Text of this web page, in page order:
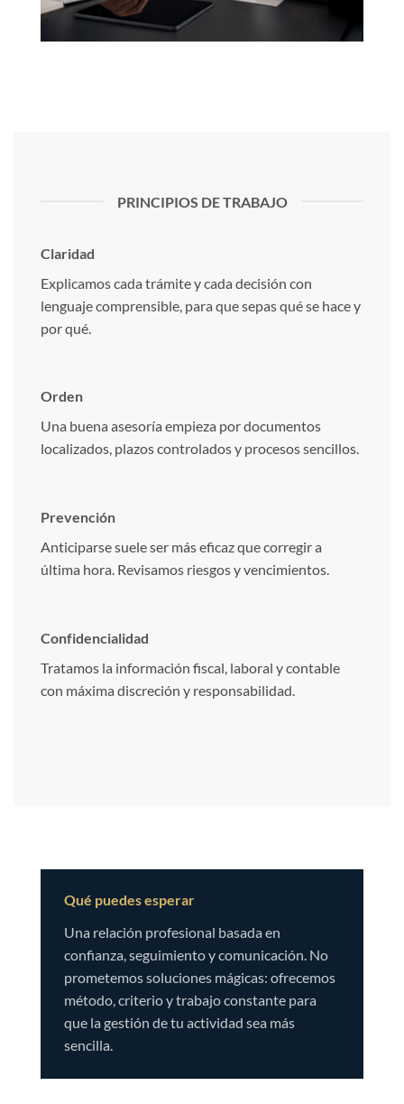
PRINCIPIOS DE TRABAJO
Claridad
Explicamos cada trámite y cada decisión con
lenguaje comprensible, para que sepas qué se hace y
por qué.
Orden
Una buena asesoría empieza por documentos
localizados, plazos controlados y procesos sencillos.
Prevención
Anticiparse suele ser más eficaz que corregir a
última hora. Revisamos riesgos y vencimientos.
Confidencialidad
Tratamos la información fiscal, laboral y contable
con máxima discreción y responsabilidad.
Qué puedes esperar
Una relación profesional basada en
confianza, seguimiento y comunicación. No
prometemos soluciones mágicas: ofrecemos
método, criterio y trabajo constante para
que la gestión de tu actividad sea más
sencilla.